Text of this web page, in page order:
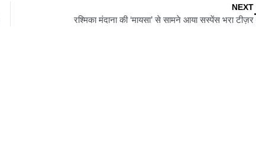
NEXT
रश्मिका मंदाना की ‘मायसा’ से सामने आया सस्पेंस भरा टीज़र